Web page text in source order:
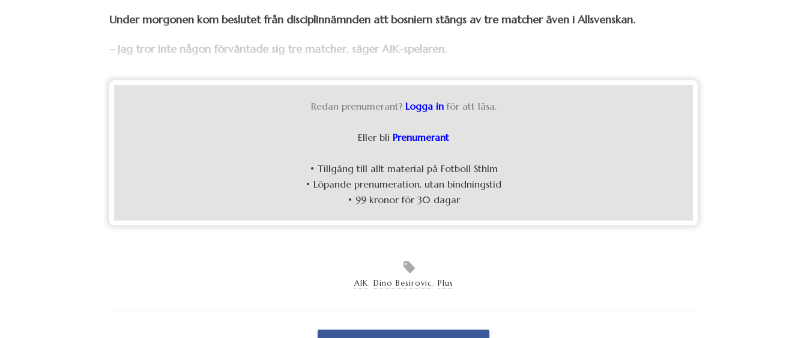
Under morgonen kom beslutet från disciplinnämnden att bosniern stängs av tre matcher även i Allsvenskan.
– Jag tror inte någon förväntade sig tre matcher, säger AIK-spelaren.
Redan prenumerant? Logga in för att läsa.
Eller bli Prenumerant
• Tillgång till allt material på Fotboll Sthlm
• Löpande prenumeration, utan bindningstid
• 99 kronor för 30 dagar
AIK, Dino Besirovic, Plus